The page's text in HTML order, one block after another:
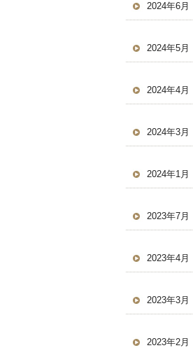
2024年6月
2024年5月
2024年4月
2024年3月
2024年1月
2023年7月
2023年4月
2023年3月
2023年2月